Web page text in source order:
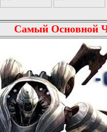
Самый Основной